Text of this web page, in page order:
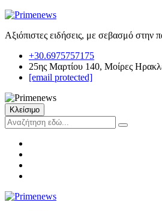
Αξιόπιστες ειδήσεις, με σεβασμό στην
+30.6975757175
25ης Μαρτίου 140, Μοίρες
[email protected]
Κλείσιμο